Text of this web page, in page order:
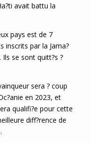
avait battu la
pays est de 7
inscrits par la Jama?
se sont quitt?s ?
sera ? coup
en 2023, et
qualifi?e pour cette
diff?rence de